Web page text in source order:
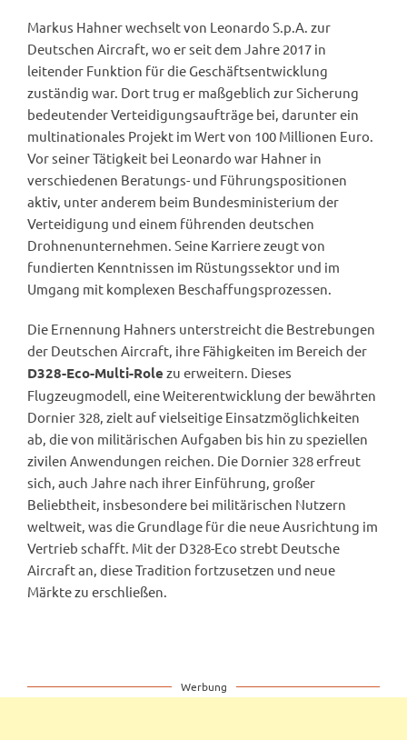
Markus Hahner wechselt von Leonardo S.p.A. zur
Deutschen Aircraft, wo er seit dem Jahre 2017 in
leitender Funktion für die Geschäftsentwicklung
zuständig war. Dort trug er maßgeblich zur Sicherung
bedeutender Verteidigungsaufträge bei, darunter ein
multinationales Projekt im Wert von 100 Millionen Euro.
Vor seiner Tätigkeit bei Leonardo war Hahner in
verschiedenen Beratungs- und Führungspositionen
aktiv, unter anderem beim Bundesministerium der
Verteidigung und einem führenden deutschen
Drohnenunternehmen. Seine Karriere zeugt von
fundierten Kenntnissen im Rüstungssektor und im
Umgang mit komplexen Beschaffungsprozessen.
Die Ernennung Hahners unterstreicht die Bestrebungen
der Deutschen Aircraft, ihre Fähigkeiten im Bereich der
D328-Eco-Multi-Role zu erweitern. Dieses
Flugzeugmodell, eine Weiterentwicklung der bewährten
Dornier 328, zielt auf vielseitige Einsatzmöglichkeiten
ab, die von militärischen Aufgaben bis hin zu speziellen
zivilen Anwendungen reichen. Die Dornier 328 erfreut
sich, auch Jahre nach ihrer Einführung, großer
Beliebtheit, insbesondere bei militärischen Nutzern
weltweit, was die Grundlage für die neue Ausrichtung im
Vertrieb schafft. Mit der D328-Eco strebt Deutsche
Aircraft an, diese Tradition fortzusetzen und neue
Märkte zu erschließen.
Werbung